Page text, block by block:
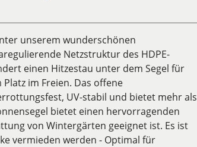
unserem wunderschönen
Netzstruktur des HDPE-
einen Hitzestau unter dem Segel für
im Freien. Das offene
UV-stabil und bietet mehr als
bietet einen hervorragenden
von Wintergärten geeignet ist. Es ist
vermieden werden - Optimal für